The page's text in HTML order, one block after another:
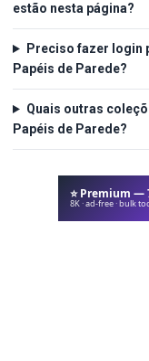
estão nesta página?
Preciso fazer login
Papéis de Parede?
Quais outras
Papéis de Parede?
⭐ Premium —
8K · ad-free · bulk